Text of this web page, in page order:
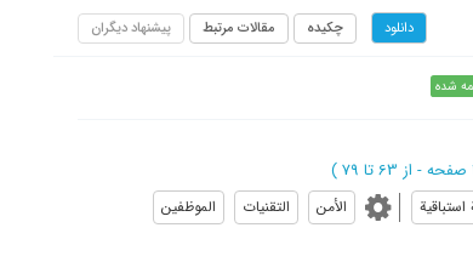
دانلود چکیده مقالات مرتبط پیشنهاد دیگران
شده
از 63 تا 79 )
الأمن التقنیات
الموظفین